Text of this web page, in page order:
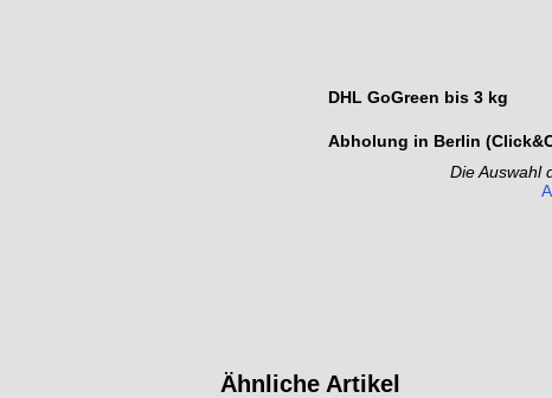
DHL GoGreen bis 3 kg
Abholung in Berlin
Die Auswahl
Ähnliche Artikel